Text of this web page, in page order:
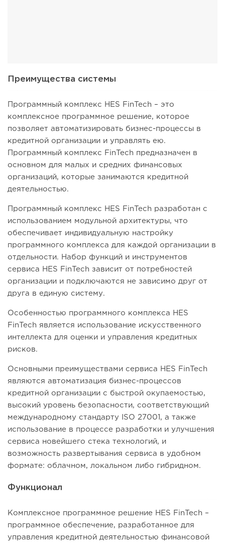
Преимущества системы
Программный комплекс HES FinTech – это
комплексное программное решение, которое
позволяет автоматизировать бизнес-процессы в
кредитной организации и управлять ею.
Программный комплекс FinTech предназначен в
основном для малых и средних финансовых
организаций, которые занимаются кредитной
деятельностью.
Программный комплекс HES FinTech разработан с
использованием модульной архитектуры, что
обеспечивает индивидуальную настройку
программного комплекса для каждой организации в
отдельности. Набор функций и инструментов
сервиса HES FinTech зависит от потребностей
организации и подключаются не зависимо друг от
друга в единую систему.
Особенностью программного комплекса HES
FinTech является использование искусственного
интеллекта для оценки и управления кредитных
рисков.
Основными преимуществами сервиса HES FinTech
являются автоматизация бизнес-процессов
кредитной организации с быстрой окупаемостью,
высокий уровень безопасности, соответствующий
международному стандарту ISO 27001, а также
использование в процессе разработки и улучшения
сервиса новейшего стека технологий, и
возможность развертывания сервиса в удобном
формате: облачном, локальном либо гибридном.
Функционал
Комплексное программное решение HES FinTech –
программное обеспечение, разработанное для
управления кредитной деятельностью финансовой